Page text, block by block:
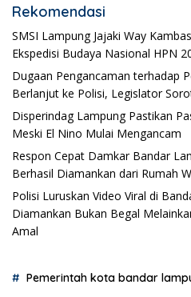
Rekomendasi
SMSI Lampung Jajaki Way
Ekspedisi Budaya Nasional HPN
Dugaan Pengancaman terhadap
Berlanjut ke Polisi, Legislator
Disperindag Lampung Pastikan
Meski El Nino Mulai Mengancam
Respon Cepat Damkar Bandar
Berhasil Diamankan dari Rumah
Polisi Luruskan Video Viral di
Diamankan Bukan Begal
Amal
Pemerintah kota bandar